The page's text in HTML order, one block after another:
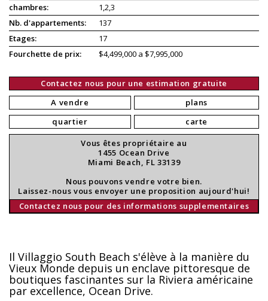
chambres:
1,2,3
Nb. d'appartements:
137
Etages:
17
Fourchette de prix:
$4,499,000 a $7,995,000
Contactez nous pour une estimation gratuite
A vendre
quartier
plans
carte
Vous êtes propriétaire au
1455 Ocean Drive
Miami Beach, FL 33139
Nous pouvons vendre votre bien.
Laissez-nous vous envoyer une proposition aujourd'hui!
Contactez nous pour des informations supplementaires
Il Villaggio South Beach s'élève à la manière du
Vieux Monde depuis un enclave pittoresque de
boutiques fascinantes sur la Riviera américaine
par excellence, Ocean Drive.